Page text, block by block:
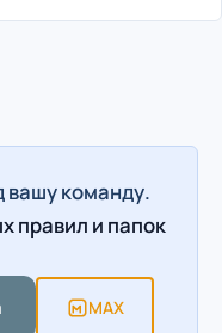
команду.
правил и папок
MAX